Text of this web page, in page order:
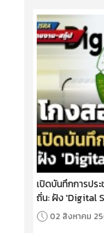
เปิดบันทึกการปร
ถิ่น: ฝัง 'Digital
02 สิงหาคม